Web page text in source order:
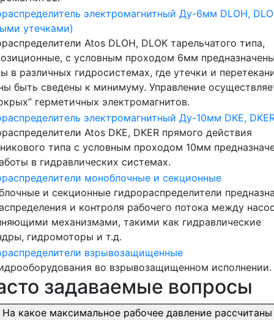
электромагнитный Ду-6мм DLOH,
утечками)
Atos DLOH, DLOK тарельчатого типа,
с условным проходом 6мм
в различных гидросистемах, где утечки и
быть сведены к минимуму. Управление
герметичных электромагнитов.
электромагнитный Ду-10мм DKE,
Atos DKE, DKER прямого действия
типа с условным проходом 10мм
в гидравлических системах.
моноблочные и секционные
и секционные гидрораспределители
и контроля рабочего потока между
механизмами, такими как гидравлические
гидромоторы и т.д.
взрывозащищенные
во взрывозащищенном исполнении.
задаваемые вопросы
На какое максимальное рабочее давление рассчитаны